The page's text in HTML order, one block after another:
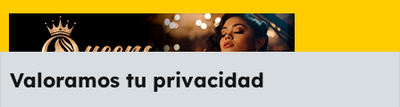
Valoramos tu privacidad